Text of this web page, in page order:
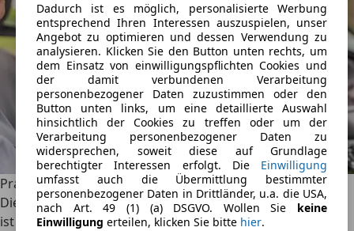
Dadurch ist es möglich, personalisierte Werbung
entsprechend Ihren Interessen auszuspielen, unser
Angebot zu optimieren und dessen Verwendung zu
analysieren. Klicken Sie den Button unten rechts, um
dem Einsatz von einwilligungspflichten Cookies und
der damit verbundenen Verarbeitung
personenbezogener Daten zuzustimmen oder den
Button unten links, um eine detaillierte Auswahl
hinsichtlich der Cookies zu treffen oder um der
Verarbeitung personenbezogener Daten zu
widersprechen, soweit diese auf Grundlage
berechtigter Interessen erfolgt. Die Einwilligung
umfasst auch die Übermittlung bestimmter
personenbezogener Daten in Drittländer, u.a. die USA,
nach Art. 49 (1) (a) DSGVO. Wollen Sie keine
Einwilligung erteilen, klicken Sie bitte hier.
Praktische Fahrprüfung: Alle Infos & Tipps
Die theoretische Prüfung ist bestanden, der Führerschein
ist zum Greifen nah. Nur noch die praktische Fahrprüfung